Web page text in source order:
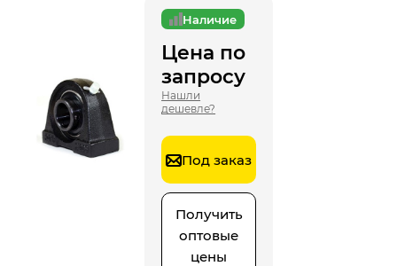
Наличие
Цена по
запросу
Нашли
дешевле?
Под заказ
Получить
оптовые
цены